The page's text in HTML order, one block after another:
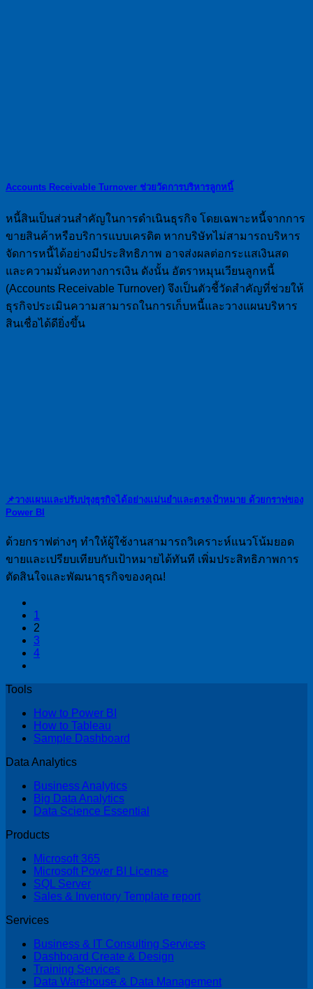
Accounts Receivable Turnover ช่วยวัดการบริหารลูกหนี้
หนี้สินเป็นส่วนสำคัญในการดำเนินธุรกิจ โดยเฉพาะหนี้จากการ
ขายสินค้าหรือบริการแบบเครดิต หากบริษัทไม่สามารถบริหาร
จัดการหนี้ได้อย่างมีประสิทธิภาพ อาจส่งผลต่อกระแสเงินสด
และความมั่นคงทางการเงิน ดังนั้น อัตราหมุนเวียนลูกหนี้
(Accounts Receivable Turnover) จึงเป็นตัวชี้วัดสำคัญที่ช่วยให้
ธุรกิจประเมินความสามารถในการเก็บหนี้และวางแผนบริหาร
สินเชื่อได้ดียิ่งขึ้น
📌วางแผนและปรับปรุงธุรกิจได้อย่างแม่นยำและตรงเป้าหมาย ด้วยกราฟของ
Power BI
ด้วยกราฟต่างๆ ทำให้ผู้ใช้งานสามารถวิเคราะห์แนวโน้มยอด
ขายและเปรียบเทียบกับเป้าหมายได้ทันที เพิ่มประสิทธิภาพการ
ตัดสินใจและพัฒนาธุรกิจของคุณ!
1
2
3
4
Tools
How to Power BI
How to Tableau
Sample Dashboard
Data Analytics
Business Analytics
Big Data Analytics
Data Science Essential
Products
Microsoft 365
Microsoft Power BI License
SQL Server
Sales & Inventory Template report
Services
Business & IT Consulting Services
Dashboard Create & Design
Training Services
Data Warehouse & Data Management